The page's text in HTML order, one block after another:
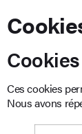
Ces cookies
Nous avons